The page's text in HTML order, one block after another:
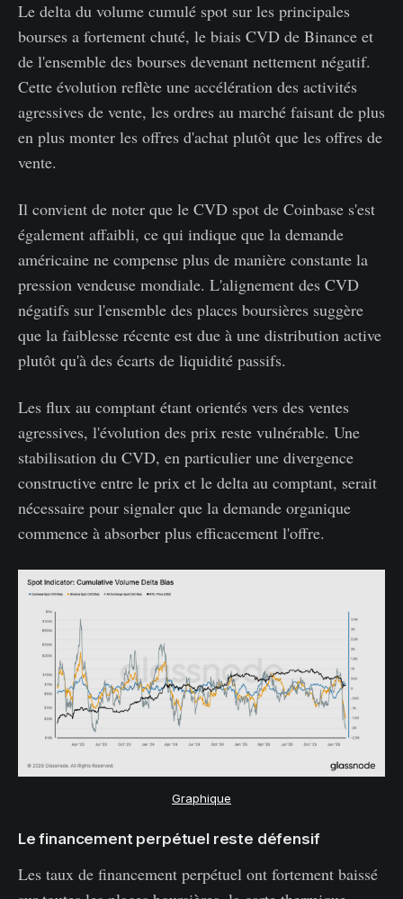
Le delta du volume cumulé spot sur les principales
bourses a fortement chuté, le biais CVD de Binance et
de l'ensemble des bourses devenant nettement négatif.
Cette évolution reflète une accélération des activités
agressives de vente, les ordres au marché faisant de plus
en plus monter les offres d'achat plutôt que les offres de
vente.
Il convient de noter que le CVD spot de Coinbase s'est
également affaibli, ce qui indique que la demande
américaine ne compense plus de manière constante la
pression vendeuse mondiale. L'alignement des CVD
négatifs sur l'ensemble des places boursières suggère
que la faiblesse récente est due à une distribution active
plutôt qu'à des écarts de liquidité passifs.
Les flux au comptant étant orientés vers des ventes
agressives, l'évolution des prix reste vulnérable. Une
stabilisation du CVD, en particulier une divergence
constructive entre le prix et le delta au comptant, serait
nécessaire pour signaler que la demande organique
commence à absorber plus efficacement l'offre.
Graphique
Le financement perpétuel reste défensif
Les taux de financement perpétuel ont fortement baissé